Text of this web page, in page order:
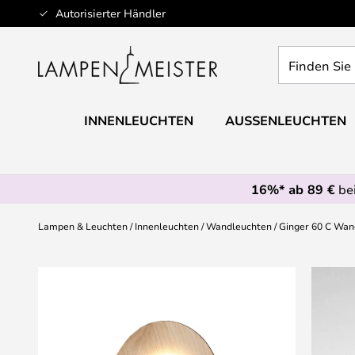
Autorisierter Händler
Zum
Inhalt
Sie
Leuchte...
INNENLEUCHTEN AUSSENLEUCHTEN
16%* ab 89 €
Lampen & Leuchten Innenleuchten Wandleuchten Ginger 60 C